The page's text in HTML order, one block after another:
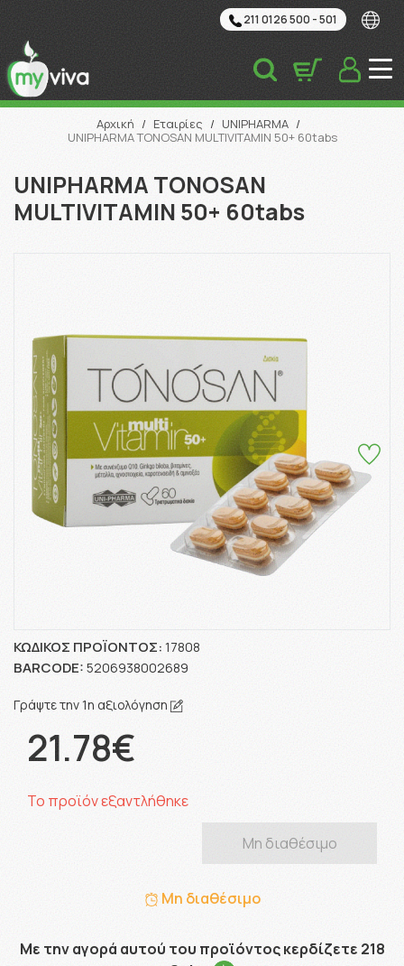
211 0126 500 - 501
Αναζήτηση
Αρχική / Εταιρίες / UNIPHARMA /
UNIPHARMA TONOSAN MULTIVITAMIN 50+ 60tabs
UNIPHARMA TONOSAN
MULTIVITAMIN 50+ 60tabs
ΚΩΔΙΚΌΣ ΠΡΟΪΌΝΤΟΣ: 17808
BARCODE: 5206938002689
Γράψτε την 1η αξιολόγηση
21.78€
Το προϊόν εξαντλήθηκε
Μη διαθέσιμο
Μη διαθέσιμο
Με την αγορά αυτού του προϊόντος κερδίζετε 218